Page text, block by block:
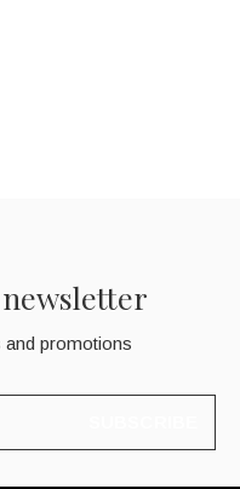
and promotions